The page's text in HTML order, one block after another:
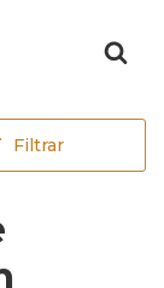
Filtrar